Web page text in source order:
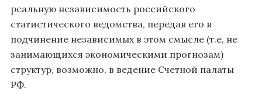
реальную независимость российского
статистического ведомства, передав его в
подчинение независимых в этом смысле (т.е, не
занимающихся экономическими прогнозам)
структур, возможно, в ведение Счетной палаты
РФ.